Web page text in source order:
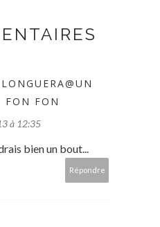
FON FON
à 12:35
bien un bout...
Répondre